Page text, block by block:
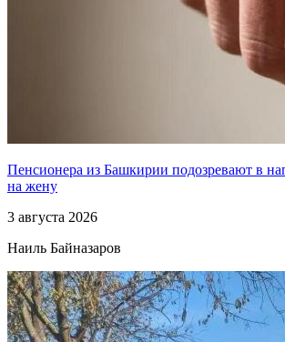
Пенсионера из Башкирии подозревают в
на жену
3 августа 2026
Наиль Байназаров